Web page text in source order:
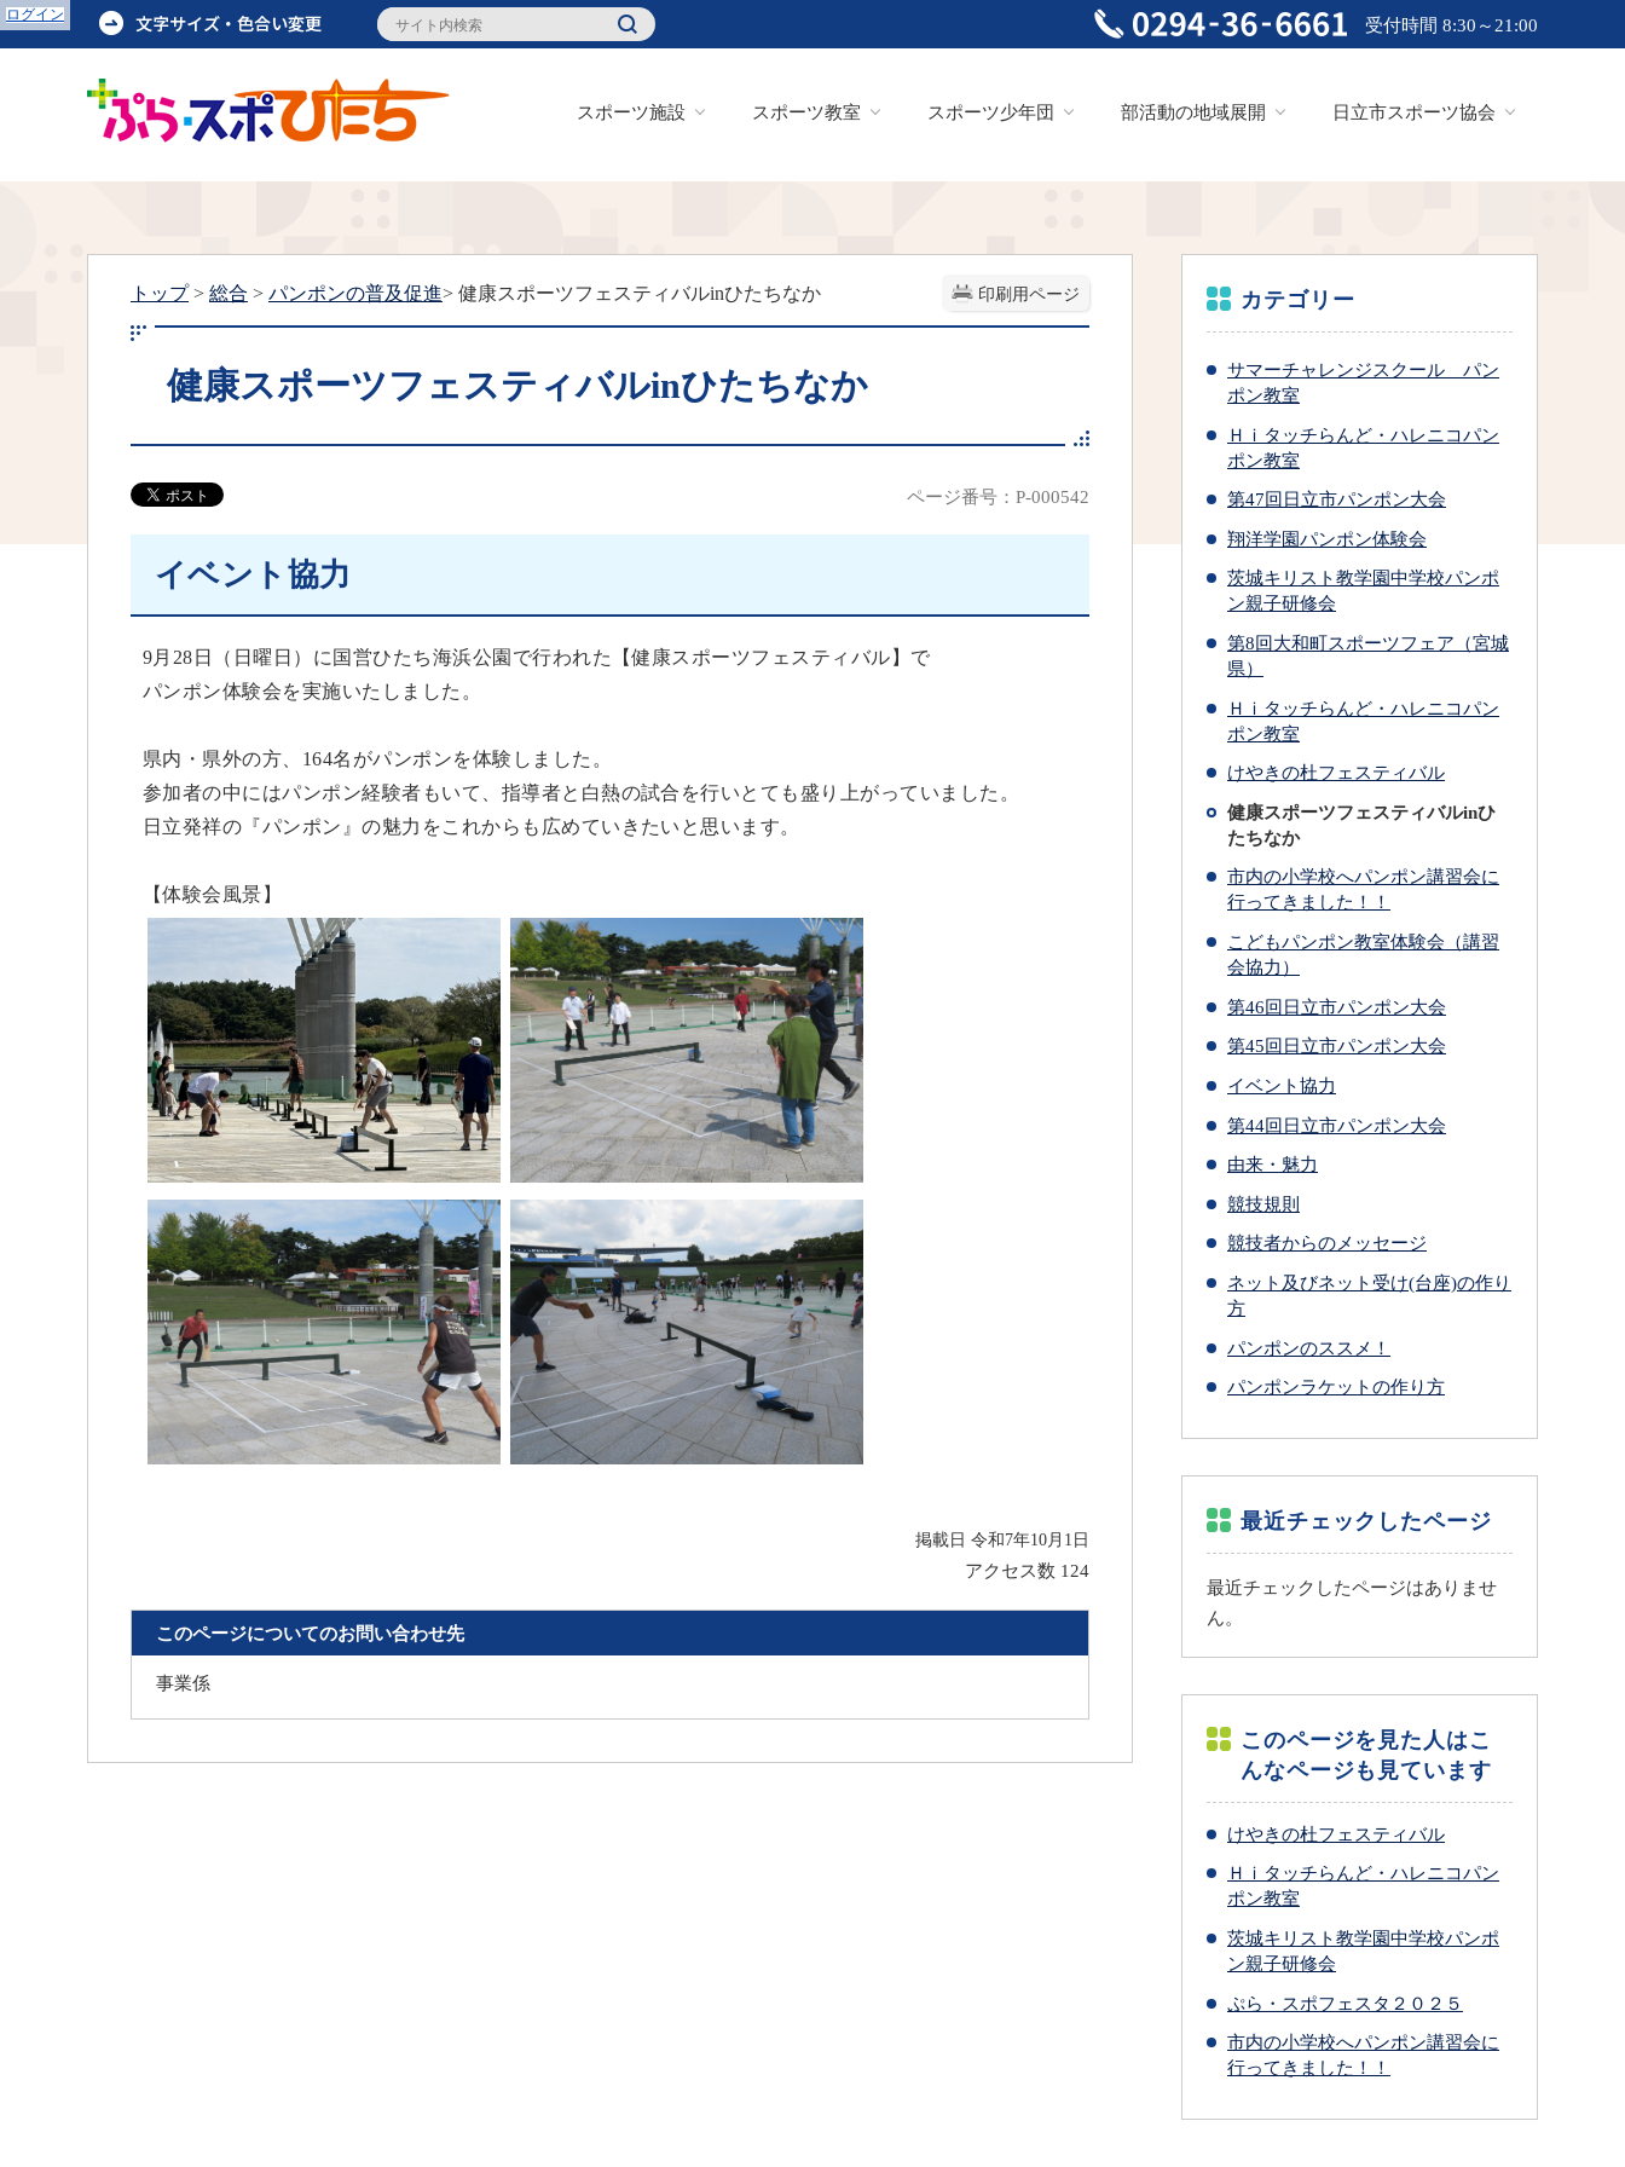
ログイン 受付時間 8:30～21:00
スポーツ施設 スポーツ教室 スポーツ少年団 部活動の地域展開 日立市スポーツ協会
印刷用ページ
トップ> 総合 > パンポンの普及促進> 健康スポーツフェスティバルinひたちなか
健康スポーツフェスティバルinひたちなか
ページ番号：P-000542
イベント協力
9月28日（日曜日）に国営ひたち海浜公園で行われた【健康スポーツフェスティバル】で
パンポン体験会を実施いたしました。
県内・県外の方、164名がパンポンを体験しました。
参加者の中にはパンポン経験者もいて、指導者と白熱の試合を行いとても盛り上がっていました。
日立発祥の『パンポン』の魅力をこれからも広めていきたいと思います。
【体験会風景】
掲載日 令和7年10月1日
アクセス数 124
このページについてのお問い合わせ先
事業係
カテゴリー
サマーチャレンジスクール パン
ポン教室
Ｈｉタッチらんど・ハレニコパン
ポン教室
第47回日立市パンポン大会
翔洋学園パンポン体験会
茨城キリスト教学園中学校パンポ
ン親子研修会
第8回大和町スポーツフェア（宮城
県）
Ｈｉタッチらんど・ハレニコパン
ポン教室
けやきの杜フェスティバル
健康スポーツフェスティバルinひ
たちなか
市内の小学校へパンポン講習会に
行ってきました！！
こどもパンポン教室体験会（講習
会協力）
第46回日立市パンポン大会
第45回日立市パンポン大会
イベント協力
第44回日立市パンポン大会
由来・魅力
競技規則
競技者からのメッセージ
ネット及びネット受け(台座)の作り
方
パンポンのススメ！
パンポンラケットの作り方
最近チェックしたページ
最近チェックしたページはありませ
ん。
このページを見た人はこ
んなページも見ています
けやきの杜フェスティバル
Ｈｉタッチらんど・ハレニコパン
ポン教室
茨城キリスト教学園中学校パンポ
ン親子研修会
ぷら・スポフェスタ２０２５
市内の小学校へパンポン講習会に
行ってきました！！